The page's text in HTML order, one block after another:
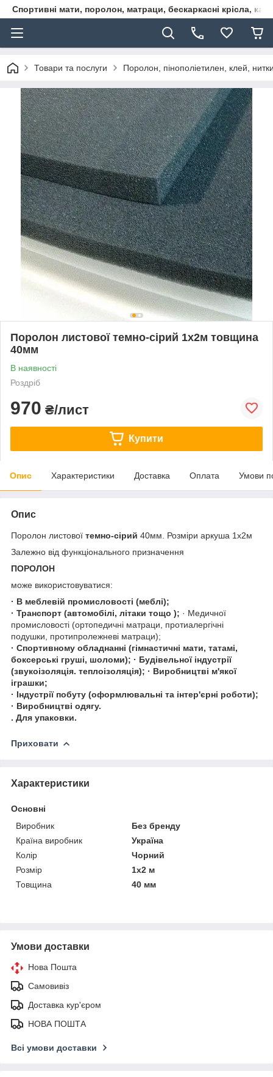
Спортивні мати, поролон, матраци, бескаркасні крісла,
Товари та послуги Поролон, пінополіетилен, клей,
Поролон листової темно-сірий 1х2м товщина
40мм
В наявності
Роздріб
970 ₴/лист
Купити
Опис Характеристики Доставка Оплата Умови
Опис
Поролон листової темно-сірий 40мм. Розміри аркуша 1х2м
Залежно від функціонального призначення
ПОРОЛОН
може використовуватися:
· В меблевій промисловості (меблі);
· Транспорт (автомобілі, літаки тощо ); · Медичної
промисловості (ортопедичні матраци, протиалергічні
подушки, протипролежневі матраци);
· Спортивному обладнанні (гімнастичні мати, татамі,
боксерські груші, шоломи); · Будівельної індустрії
(звукоізоляція. теплоізоляція); · Виробництві м'якої
іграшки;
· Індустрії побуту (оформлювальні та інтер'єрні роботи);
· Виробництві одягу.
. Для упаковки.
Приховати
Характеристики
Основні
Виробник
Без бренду
Країна виробник
Україна
Колір
Чорний
Розмір
1х2 м
Товщина
40 мм
Умови доставки
Нова Пошта
Самовивіз
Доставка кур'єром
НОВА ПОШТА
Всі умови доставки